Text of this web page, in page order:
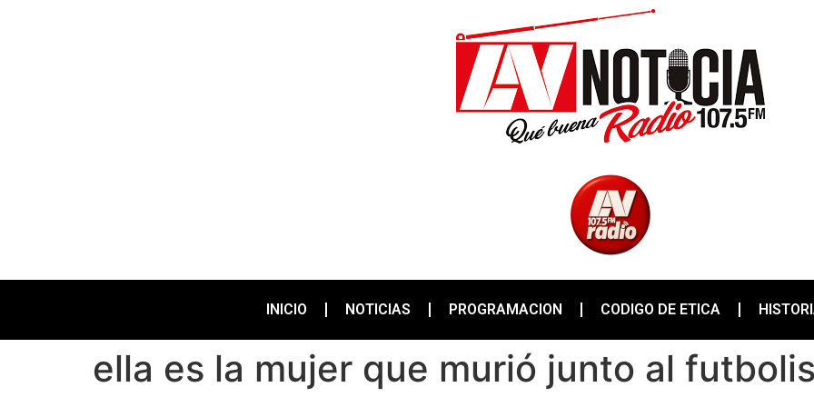
INICIO NOTICIAS PROGRAMACION CODIGO DE ETICA
ella es la mujer que murió junto al